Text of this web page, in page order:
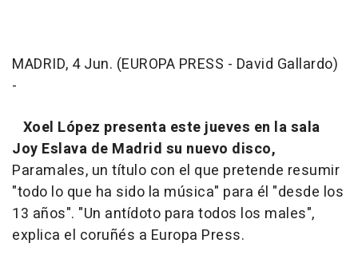
MADRID, 4 Jun. (EUROPA PRESS - David Gallardo)
-
Xoel López presenta este jueves en la sala
Joy Eslava de Madrid su nuevo disco,
Paramales, un título con el que pretende resumir
"todo lo que ha sido la música" para él "desde los
13 años". "Un antídoto para todos los males",
explica el coruñés a Europa Press.